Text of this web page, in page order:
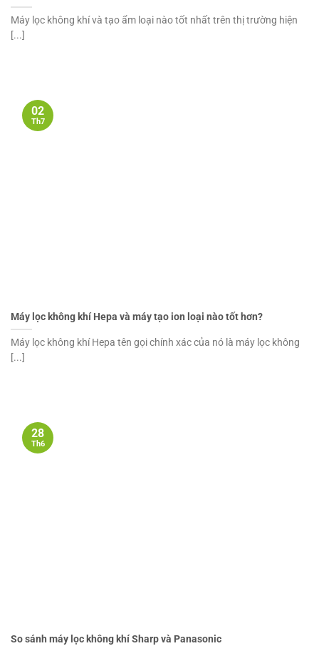
Máy lọc không khí và tạo ẩm loại nào tốt nhất trên thị trường hiện
[...]
Máy lọc không khí Hepa và máy tạo ion loại nào tốt hơn?
Máy lọc không khí Hepa tên gọi chính xác của nó là máy lọc không
[...]
02
Th7
So sánh máy lọc không khí Sharp và Panasonic
28
Th6